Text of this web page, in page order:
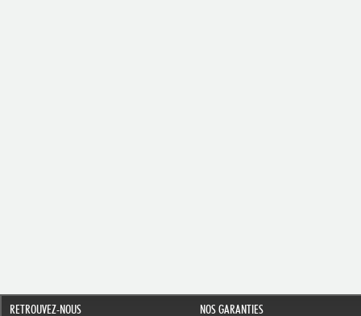
RETROUVEZ-NOUS NOS GARANTIES